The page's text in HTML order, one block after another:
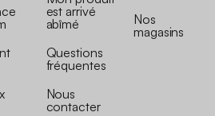
est arrivé
abîmé
Questions
fréquentes
Nous
contacter
Nos
magasins